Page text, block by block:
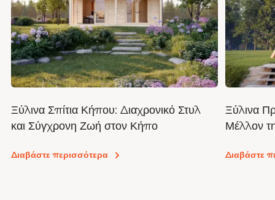
Ξύλινα Σπίτια Κήπου: Διαχρονικό Στυλ
και Σύγχρονη Ζωή στον Κήπο
Διαβάστε περισσότερα
Ξύλινα
Μέλλον
Διαβάστε